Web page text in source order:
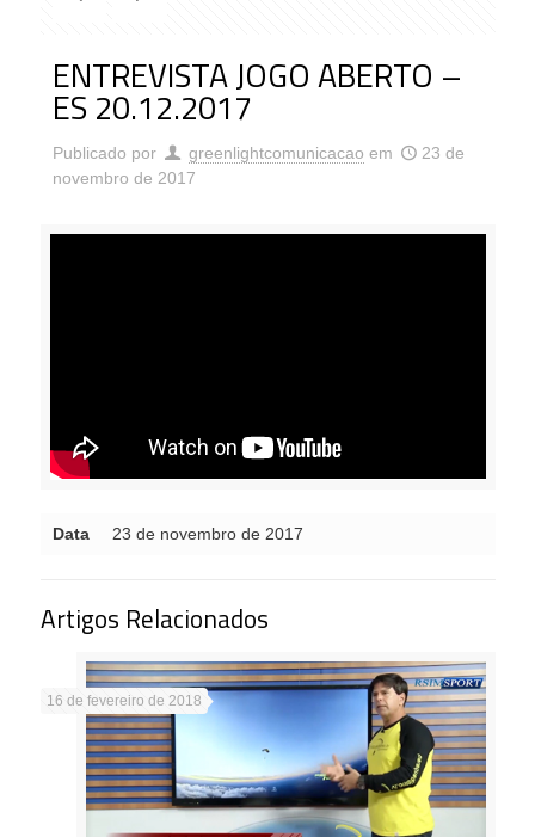
ENTREVISTA JOGO ABERTO –
ES 20.12.2017
Publicado por greenlightcomunicacao em
23 de
novembro de 2017
Data 23 de novembro de 2017
Artigos Relacionados
16 de fevereiro de 2018